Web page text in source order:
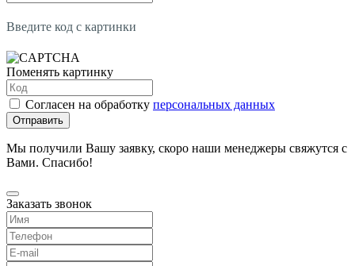
Введите код с картинки
Поменять картинку
Согласен на обработку персональных данных
Отправить
Мы получили Вашу заявку, скоро наши менеджеры свяжутся с
Вами. Спасибо!
Заказать звонок